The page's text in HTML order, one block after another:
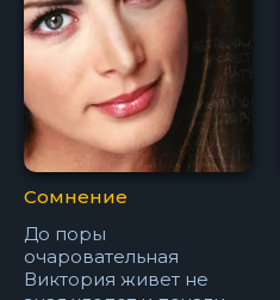
Сомнение
До поры
очаровательная
Виктория живет не